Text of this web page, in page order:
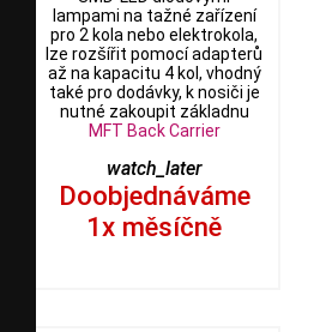
lampami na tažné zařízení
pro 2 kola nebo elektrokola,
lze rozšířit pomocí adapterů
až na kapacitu 4 kol, vhodný
také pro dodávky, k nosiči je
nutné zakoupit základnu
MFT Back Carrier
watch_later
Doobjednáváme
1x měsíčně